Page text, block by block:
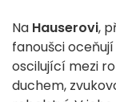
Na Hauserovi,
fanoušci
oscilující mezi
duchem,